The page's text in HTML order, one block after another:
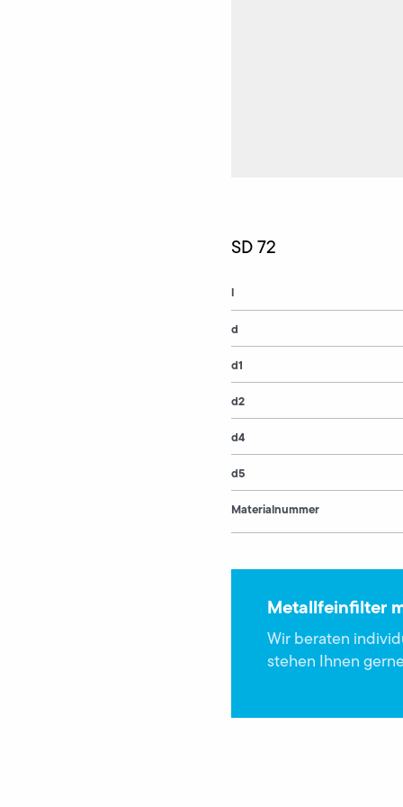
SD 72
l
d
d1
d2
d4
d5
Materialnummer
Metallfeinfilter
Wir beraten
stehen Ihnen